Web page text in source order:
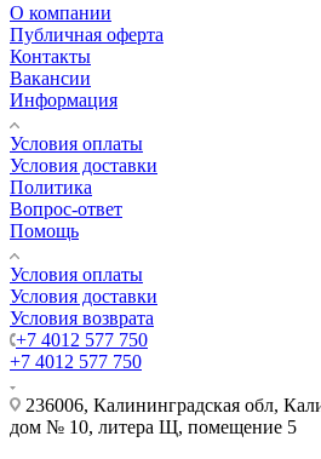
О компании
Публичная оферта
Контакты
Вакансии
Информация
Условия оплаты
Условия доставки
Политика
Вопрос-ответ
Помощь
Условия оплаты
Условия доставки
Условия возврата
+7 4012 577 750
+7 4012 577 750
236006, Калининградская обл,
дом № 10, литера Щ, помещение 5